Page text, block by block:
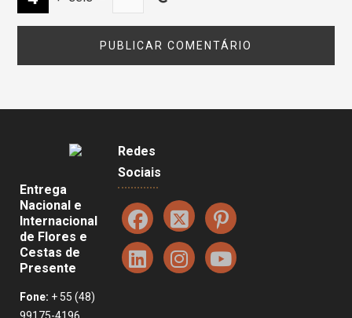
Entrega
Nacional e
Internacional
de Flores e
Cestas de
Presente
Fone: + 55 (48)
99175-4196
Redes
Sociais